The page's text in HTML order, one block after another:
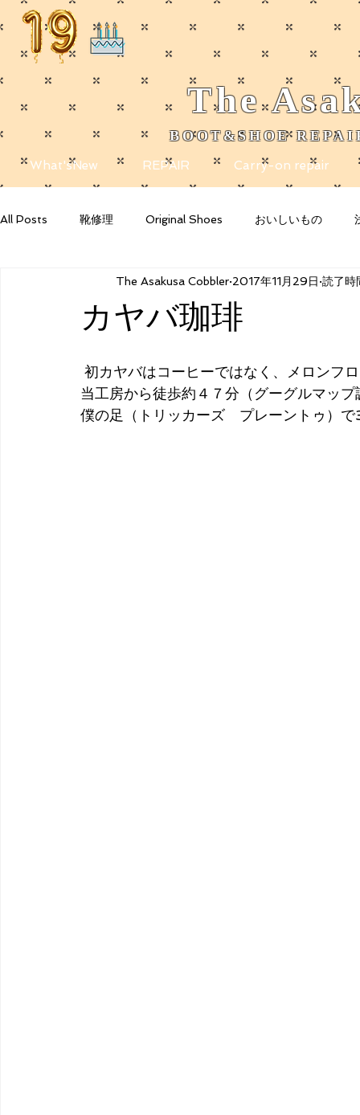
The
​BOOT&SHOE
What'sNew REPAIR Carry-on repair
All Posts 靴修理 Original Shoes おいしいもの
Your Community Blogging Tips
カヤバ珈琲
The Asakusa Cobbler 2017年11月29日 読了時
初カヤバはコーヒーではなく、メロンフ
当工房から徒歩約４７分（グーグルマッ
僕の足（トリッカーズ　プレーントゥ）